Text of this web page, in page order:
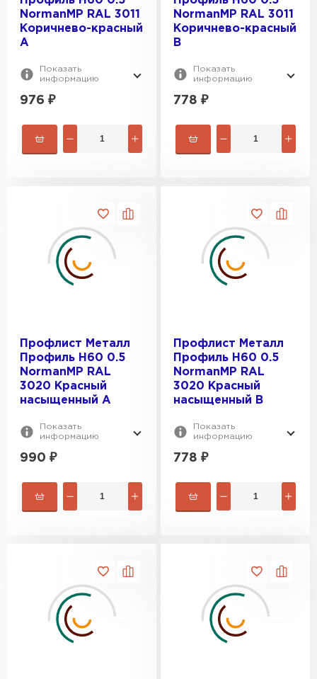
NormanMP RAL 3011
Коричнево-красный
A
Показать
информацию
976 ₽
NormanMP RAL 3011
Коричнево-красный
B
Показать
информацию
778 ₽
Профлист Металл
Профиль Н60 0.5
NormanMP RAL
3020 Красный
насыщенный A
Показать
информацию
990 ₽
Профлист Металл
Профиль Н60 0.5
NormanMP RAL
3020 Красный
насыщенный B
Показать
информацию
778 ₽